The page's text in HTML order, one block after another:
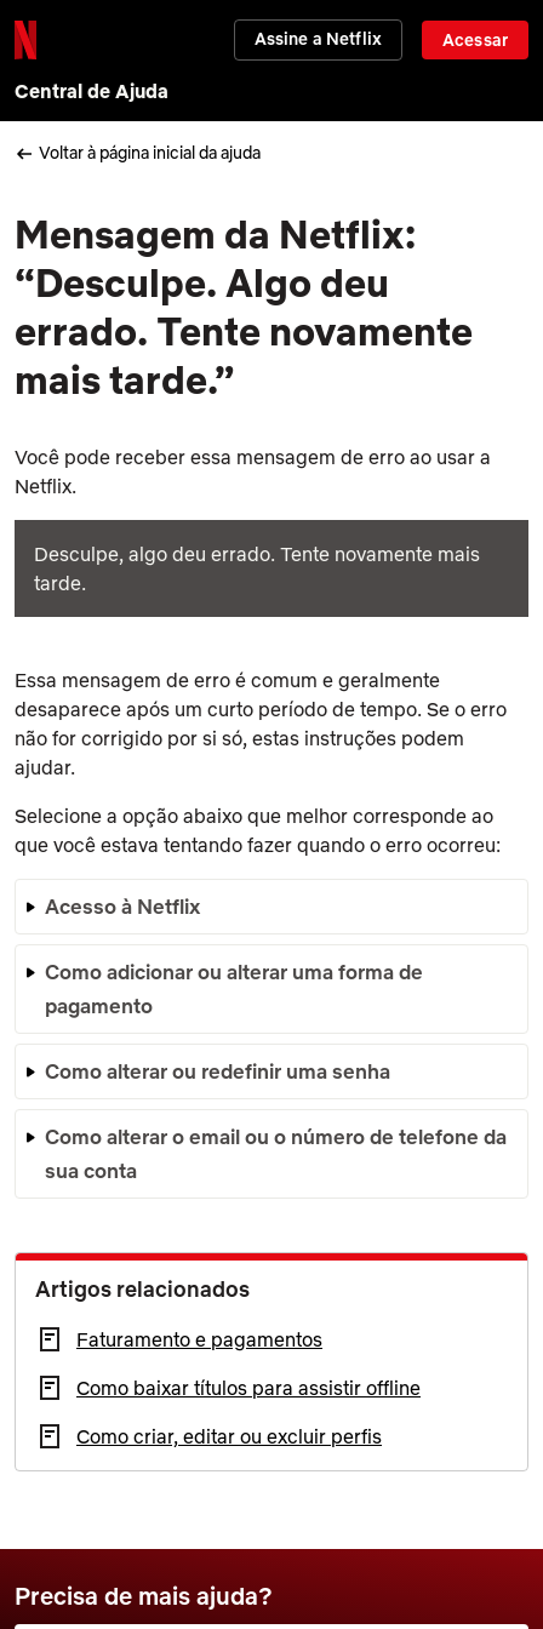
Assine a Netflix Acessar
Central de Ajuda
Voltar à página inicial da ajuda
Mensagem da Netflix:
“Desculpe. Algo deu
errado. Tente novamente
mais tarde.”
Você pode receber essa mensagem de erro ao usar a
Netflix.
Desculpe, algo deu errado. Tente novamente mais
tarde.
Essa mensagem de erro é comum e geralmente
desaparece após um curto período de tempo. Se o erro
não for corrigido por si só, estas instruções podem
ajudar.
Selecione a opção abaixo que melhor corresponde ao
que você estava tentando fazer quando o erro ocorreu:
Acesso à Netflix
Como adicionar ou alterar uma forma de
pagamento
Como alterar ou redefinir uma senha
Como alterar o email ou o número de telefone da
sua conta
Artigos relacionados
Faturamento e pagamentos
Como baixar títulos para assistir offline
Como criar, editar ou excluir perfis
Precisa de mais ajuda?